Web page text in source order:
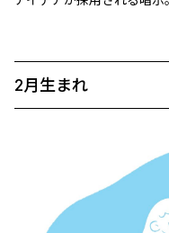
2月生まれ